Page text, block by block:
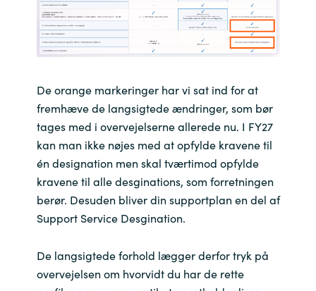
De orange markeringer har vi sat ind for at
fremhæve de langsigtede ændringer, som bør
tages med i overvejelserne allerede nu. I FY27
kan man ikke nøjes med at opfylde kravene til
én designation men skal tværtimod opfylde
kravene til alle desginations, som forretningen
berør. Desuden bliver din supportplan en del af
Support Service Desgination.
De langsigtede forhold lægger derfor tryk på
overvejelsen om hvorvidt du har de rette